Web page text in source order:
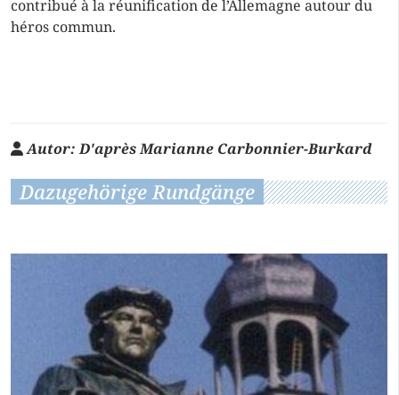
contribué à la réunification de l’Allemagne autour du
héros commun.
Autor:D'après Marianne Carbonnier-Burkard
Dazugehörige Rundgänge